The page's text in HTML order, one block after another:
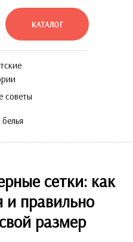
КАТАЛОГ
советы
сетки: как
и правильно
размер